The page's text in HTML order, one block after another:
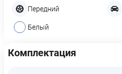
Передний
Белый
Комплектация